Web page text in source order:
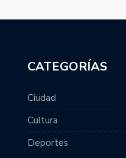
CATEGORÍAS
Ciudad
Cultura
Deportes